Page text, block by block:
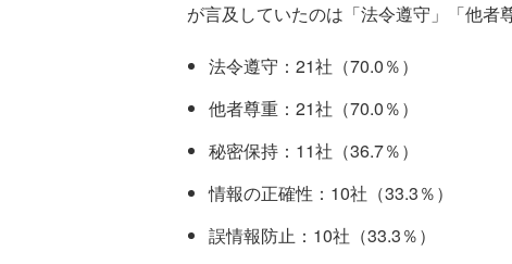
が言及していたのは「法令遵守」「他者
法令遵守：21社（70.0％）
他者尊重：21社（70.0％）
秘密保持：11社（36.7％）
情報の正確性：10社（33.3％）
誤情報防止：10社（33.3％）